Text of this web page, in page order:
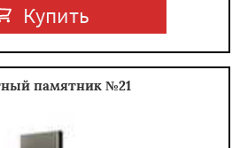
Купить
памятник №21